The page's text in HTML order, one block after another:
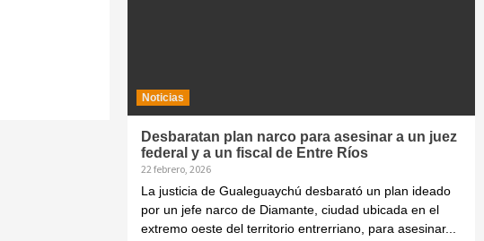
Noticias
Desbaratan plan narco para asesinar a un juez
federal y a un fiscal de Entre Ríos
22 febrero, 2026
La justicia de Gualeguaychú desbarató un plan ideado
por un jefe narco de Diamante, ciudad ubicada en el
extremo oeste del territorio entrerriano, para asesinar...